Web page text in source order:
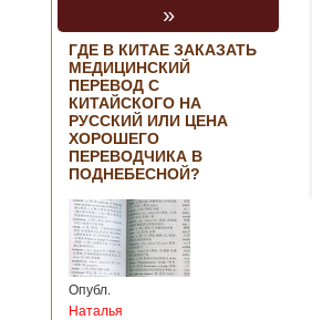
»
ГДЕ В КИТАЕ ЗАКАЗАТЬ
МЕДИЦИНСКИЙ
ПЕРЕВОД С
КИТАЙСКОГО НА
РУССКИЙ ИЛИ ЦЕНА
ХОРОШЕГО
ПЕРЕВОДЧИКА В
ПОДНЕБЕСНОЙ?
Опубл.
Наталья